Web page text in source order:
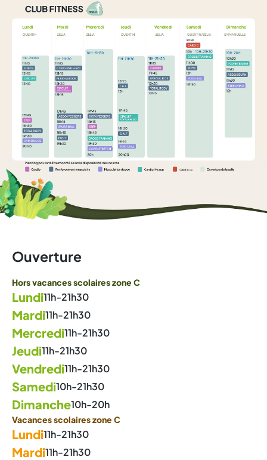
Ouverture
Hors vacances scolaires zone C
Lundi11h-21h30
Mardi11h-21h30
Mercredi11h-21h30
Jeudi11h-21h30
Vendredi11h-21h30
Samedi10h-21h30
Dimanche10h-20h
Vacances scolaires zone C
Lundi11h-21h30
Mardi11h-21h30